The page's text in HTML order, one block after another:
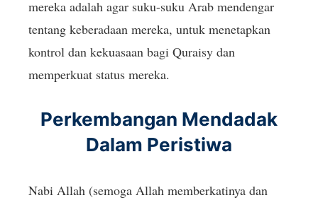
mereka adalah agar suku-suku Arab mendengar
tentang keberadaan mereka, untuk menetapkan
kontrol dan kekuasaan bagi Quraisy dan
memperkuat status mereka.
Perkembangan Mendadak
Dalam Peristiwa
Nabi Allah (semoga Allah memberkatinya dan